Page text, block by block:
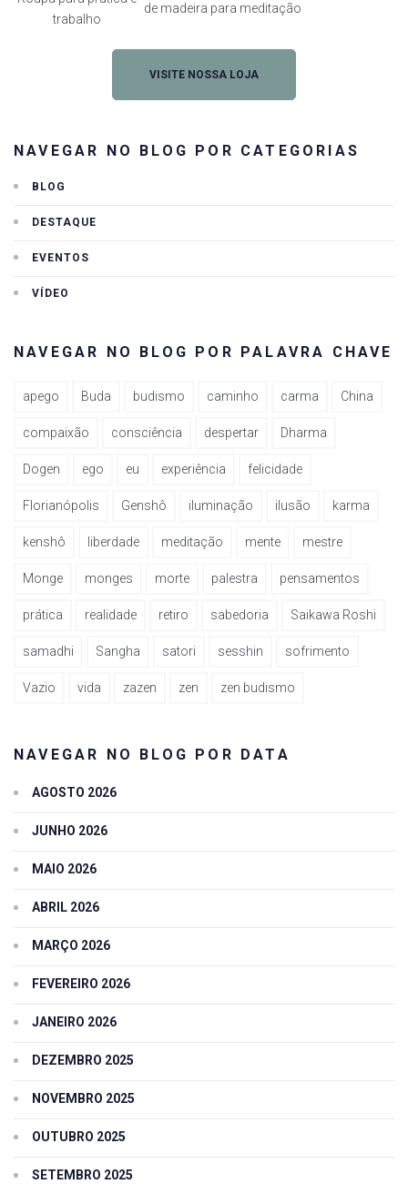
trabalho
de madeira para meditação
VISITE NOSSA LOJA
NAVEGAR NO BLOG POR CATEGORIAS
BLOG
DESTAQUE
EVENTOS
VÍDEO
NAVEGAR NO BLOG POR PALAVRA CHAVE
apego Buda budismo caminho carma China
compaixão consciência despertar Dharma
Dogen ego eu experiência felicidade
Florianópolis Genshô iluminação ilusão karma
kenshô liberdade meditação mente mestre
Monge monges morte palestra pensamentos
prática realidade retiro sabedoria Saikawa Roshi
samadhi Sangha satori sesshin sofrimento
Vazio vida zazen zen zen budismo
NAVEGAR NO BLOG POR DATA
AGOSTO 2026
JUNHO 2026
MAIO 2026
ABRIL 2026
MARÇO 2026
FEVEREIRO 2026
JANEIRO 2026
DEZEMBRO 2025
NOVEMBRO 2025
OUTUBRO 2025
SETEMBRO 2025